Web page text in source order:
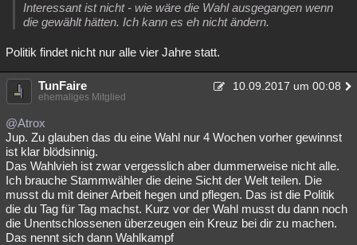
Interessant ist nicht - wie wäre die Wahl ausgegangen wenn
die gewählt hätten. Ich kann es eh nicht ändern.
Politik findet nicht nur alle vier Jahre statt.
TunFaire 10.09.2017 um 00:08
ehemaliges Mitglied
@Atrox
Jup. Zu glauben das du eine Wahl nur 4 Wochen vorher gewinnst
ist klar blödsinnig.
Das Wahlvieh ist zwar vergesslich aber dummerweise nicht alle.
Ich brauche Stammwähler die deine Sicht der Welt teilen. Die
musst du mit deiner Arbeit hegen und pflegen. Das ist die Politik
die du Tag für Tag machst. Kurz vor der Wahl musst du dann noch
die Unentschlossenen überzeugen ein Kreuz bei dir zu machen.
Das nennt sich dann Wahlkampf